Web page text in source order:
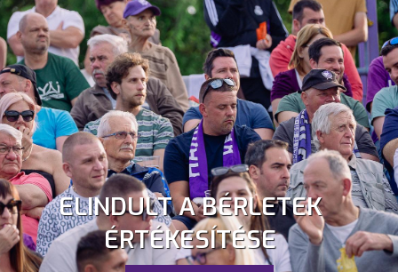
ELINDULT A BÉRLETEK
ÉRTÉKESÍTÉSE